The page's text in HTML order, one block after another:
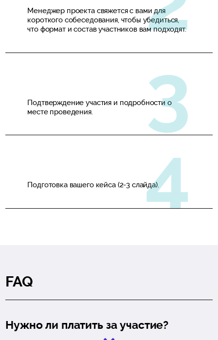
Менеджер проекта свяжется с вами для
короткого собеседования, чтобы убедиться,
что формат и состав участников вам подходят.
Подтверждение участия и подробности о
месте проведения.
Подготовка вашего кейса (2-3 слайда).
FAQ
Нужно ли платить за участие?